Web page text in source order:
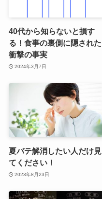
40代から知らないと損す
る！食事の裏側に隠された
衝撃の事実
2024年3月7日
夏バテ解消したい人だけ見
てください！
2023年8月23日